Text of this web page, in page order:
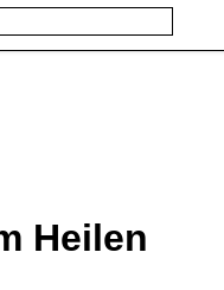
Heilen